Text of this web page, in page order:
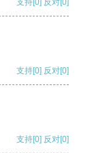
支持 [0] 反对 [0]
支持[0] 反对[0]
支持[0] 反对[0]